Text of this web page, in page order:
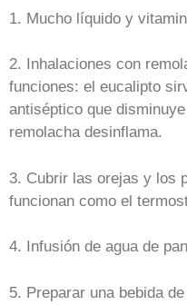
1. Mucho líquido y
2. Inhalaciones con
funciones: el eucalipto
antiséptico que
remolacha desinflama.
3. Cubrir las orejas y los
funcionan como el
4. Infusión de agua de
5. Preparar una bebida